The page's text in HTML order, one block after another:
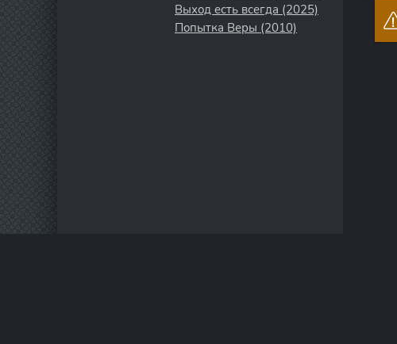
Выход есть всегда (2025)
Попытка Веры (2010)